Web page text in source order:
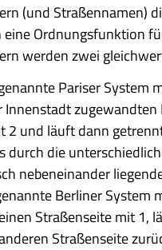
(und Straßennamen)
Ordnungsfunktion
werden zwei
Pariser System
Innenstadt
2 und läuft dann
durch die
nebeneinander
Berliner
Straßenseite mit 1,
Straßenseite